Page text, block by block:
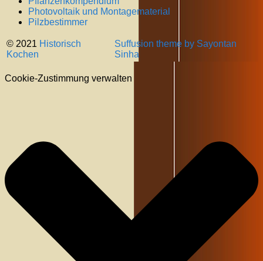
Photovoltaik und Montagematerial
Pilzbestimmer
© 2021 Historisch
Kochen
Suffusion theme by Sayontan
Sinha
Cookie-Zustimmung verwalten